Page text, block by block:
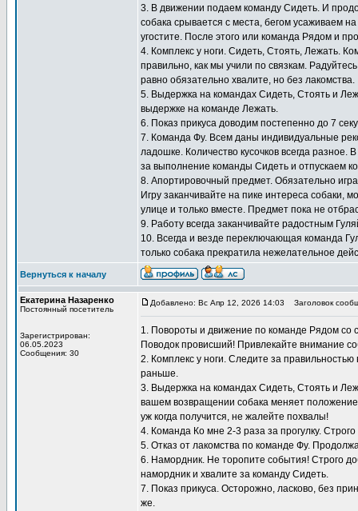
3. В движении подаем команду Сидеть. И
собака срывается с места, бегом усаживаем
угостите. После этого или команда Рядом и
4. Комплекс у ноги. Сидеть, Стоять, Лежать.
правильно, как мы учили по связкам.
равно обязательно хвалите, но без лакомства.
5. Выдержка на командах Сидеть, Стоять и
выдержке на команде Лежать.
6. Показ прикуса доводим постепенно до 7
7. Команда Фу. Всем даны индивидуальные
ладошке. Количество кусочков всегда разное.
за выполнение команды Сидеть и отпускаем
8. Апортировочный предмет. Обязательно
Игру заканчивайте на пике интереса собаки,
улице и только вместе. Предмет пока не
9. Работу всегда заканчивайте радостным
10. Всегда и везде переключающая команда
только собака прекратила нежелательное
Вернуться к началу
Екатерина Назаренко
Постоянный посетитель
Зарегистрирован:
06.05.2023
Сообщения: 30
Добавлено: Вс Апр 12, 2026 14:03 Заголовок
1. Повороты и движение по команде Рядом со
Поводок провисший! Привлекайте внимание
2. Комплекс у ноги. Следите за
раньше.
3. Выдержка на командах Сидеть, Стоять и
вашем возвращении собака меняет
уж когда получится, не жалейте похвалы!
4. Команда Ко мне 2-3 раза за прогулку.
5. Отказ от лакомства по команде Фу.
6. Намордник. Не торопите события! Строго
намордник и хвалите за команду Сидеть.
7. Показ прикуса. Осторожно, ласково, без
же.